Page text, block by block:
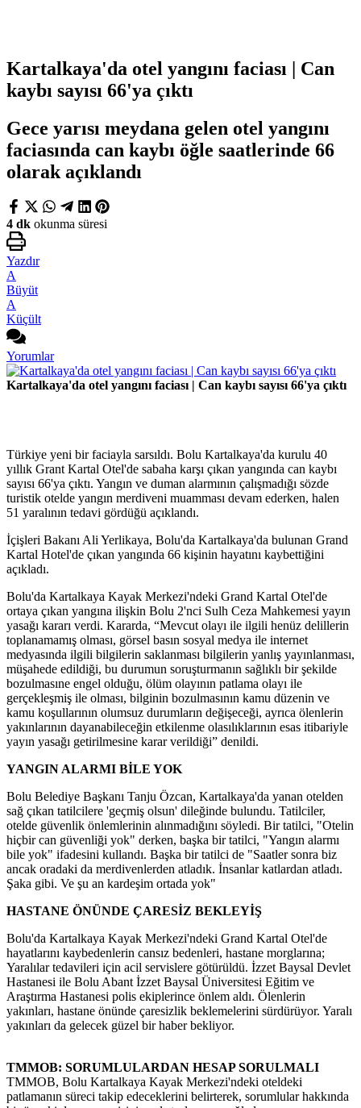
Kartalkaya'da otel yangını faciası | Can
kaybı sayısı 66'ya çıktı
Gece yarısı meydana gelen otel yangını
faciasında can kaybı öğle saatlerinde 66
olarak açıklandı
4 dk okunma süresi
Yazdır
A
Büyüt
A
Küçült
Yorumlar
Kartalkaya'da otel yangını faciası | Can kaybı sayısı 66'ya çıktı
Türkiye yeni bir faciayla sarsıldı. Bolu Kartalkaya'da kurulu 40
yıllık Grant Kartal Otel'de sabaha karşı çıkan yangında can kaybı
sayısı 66'ya çıktı. Yangın ve duman alarmının çalışmadığı sözde
turistik otelde yangın merdiveni muamması devam ederken, halen
51 yaralının tedavi gördüğü açıklandı.
İçişleri Bakanı Ali Yerlikaya, Bolu'da Kartalkaya'da bulunan Grand
Kartal Hotel'de çıkan yangında 66 kişinin hayatını kaybettiğini
açıkladı.
Bolu'da Kartalkaya Kayak Merkezi'ndeki Grand Kartal Otel'de
ortaya çıkan yangına ilişkin Bolu 2'nci Sulh Ceza Mahkemesi yayın
yasağı kararı verdi. Kararda, “Mevcut olayı ile ilgili henüz delillerin
toplanamamış olması, görsel basın sosyal medya ile internet
medyasında ilgili bilgilerin saklanması bilgilerin yanlış yayınlanması,
müşahede edildiği, bu durumun soruşturmanın sağlıklı bir şekilde
bozulmasıne engel olduğu, ölüm olayının patlama olayı ile
gerçekleşmiş ile olması, bilginin bozulmasının kamu düzenin ve
kamu koşullarının olumsuz durumların değişeceği, ayrıca ölenlerin
yakınlarının dayanabileceğin etkilenme olasılıklarının esas itibariyle
yayın yasağı getirilmesine karar verildiği” denildi.
YANGIN ALARMI BİLE YOK
Bolu Belediye Başkanı Tanju Özcan, Kartalkaya'da yanan otelden
sağ çıkan tatilcilere 'geçmiş olsun' dileğinde bulundu. Tatilciler,
otelde güvenlik önlemlerinin alınmadığını söyledi. Bir tatilci, "Otelin
hiçbir can güvenliği yok" derken, başka bir tatilci, "Yangın alarmı
bile yok" ifadesini kullandı. Başka bir tatilci de "Saatler sonra biz
ancak oradaki da merdivenlerden atladık. İnsanlar katlardan atladı.
Şaka gibi. Ve şu an kardeşim ortada yok"
HASTANE ÖNÜNDE ÇARESİZ BEKLEYİŞ
Bolu'da Kartalkaya Kayak Merkezi'ndeki Grand Kartal Otel'de
hayatlarını kaybedenlerin cansız bedenleri, hastane morglarına;
Yaralılar tedavileri için acil servislere götürüldü. İzzet Baysal Devlet
Hastanesi ile Bolu Abant İzzet Baysal Üniversitesi Eğitim ve
Araştırma Hastanesi polis ekiplerince önlem aldı. Ölenlerin
yakınları, hastane önünde çaresizlik beklemelerini sürdürüyor. Yaralı
yakınları da gelecek güzel bir haber bekliyor.
TMMOB: SORUMLULARDAN HESAP SORULMALI
TMMOB, Bolu Kartalkaya Kayak Merkezi'ndeki oteldeki
patlamanın süreci takip edeceklerini belirterek, sorumlular hakkında